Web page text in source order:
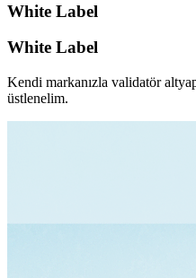
White Label
White Label
Kendi markanızla validatör
üstlenelim.